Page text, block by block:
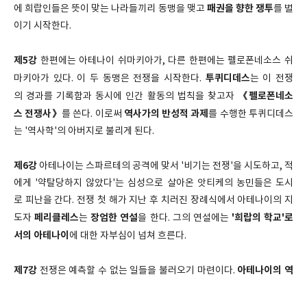
에 희랍인들은 뜻이 맞는 나라들끼리 동맹을 맺고 패권을 향한 쟁투를 벌
이기 시작한다.
제5강 한편에는 아테나이 쉬마키아가, 다른 한편에는 펠로폰네소스 쉬
마키아가 있다. 이 두 동맹은 전쟁을 시작한다. 투퀴디데스는 이 전쟁
의 경과를 기록함과 동시에 인간 활동의 법칙을 찾고자
《펠로폰네소
스 전쟁사》 를 쓴다. 이로써 역사가의 반성적 과제를 수행한 투퀴디데스
는 '역사학'의 아버지로 불리게 된다.
제6강 아테나이는 스파르테의 공격에 맞서 '비기는 전쟁'을 시도하고, 적
에게 '약탈당하지 않았다'는 심성으로 살아온 앗티케의 농민들은 도시
로 피난을 간다. 전쟁 첫 해가 지난 후 치러진 장례식에서 아테나이의 지
도자페리클레스는장엄한 연설을 한다. 그의 연설에는 '희랍의 학교'로
서의 아테나이 에 대한 자부심이 넘쳐 흐른다.
제7강 전쟁은 예측할 수 없는 일들을 불러오기 마련이다. 아테나이의 역